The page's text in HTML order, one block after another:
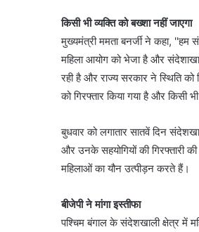
किसी भी व्यक्ति को बख्शा नहीं जाएगा
मुख्यमंत्री ममता बनर्जी ने कहा, ''हम
महिला आयोग को भेजा है और
रही है और राज्य सरकार ने स्थिति
को गिरफ्तार किया गया है और किसी
बुधवार को लगातार सातवें दिन
और उनके सहयोगियों की
महिलाओं का यौन उत्पीड़न करते हैं।
बीजेपी ने मांगा इस्तीफा
पश्चिम बंगाल के संदेशखाली क्षेत्र में